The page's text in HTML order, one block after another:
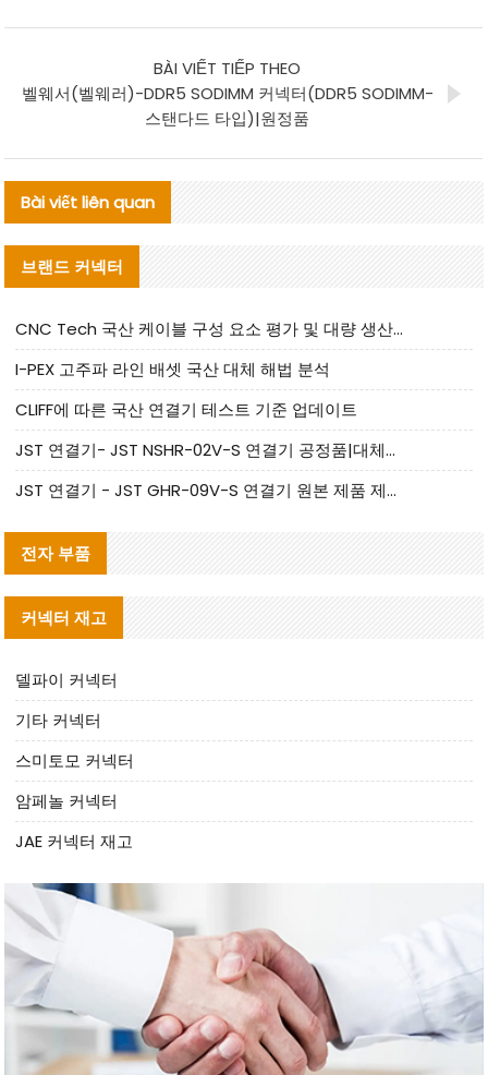
BÀI VIẾT TIẾP THEO
벨웨서(벨웨러)-DDR5 SODIMM 커넥터(DDR5 SODIMM-
스탠다드 타입)|원정품
Bài viết liên quan
브랜드 커넥터
CNC Tech 국산 케이블 구성 요소 평가 및 대량 생산 적합성 가이드
I-PEX 고주파 라인 배셋 국산 대체 해법 분석
CLIFF에 따른 국산 연결기 테스트 기준 업데이트
JST 연결기- JST NSHR-02V-S 연결기 공정품|대체품 제공
JST 연결기 - JST GHR-09V-S 연결기 원본 제품 제공 | 대체품 제공
전자 부품
커넥터 재고
델파이 커넥터
기타 커넥터
스미토모 커넥터
암페놀 커넥터
JAE 커넥터 재고